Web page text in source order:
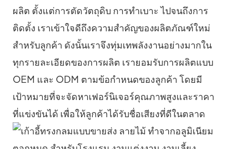
ผลิต ตั้งแต่การตัดวัตถุดิบ การทำเบาะ ไปจนถึงการ
ติดตั้ง เราเข้าใจดีถึงความสำคัญของผลิตภัณฑ์ใหม่
สำหรับลูกค้า ดังนั้นเราจึงทุ่มเทพลังงานอย่างมากใน
ทุกรายละเอียดของการผลิต เรายอมรับการผลิตแบบ
OEM และ ODM ตามข้อกำหนดของลูกค้า โดยมี
เป้าหมายที่จะจัดหาเฟอร์นิเจอร์คุณภาพสูงและราคา
ที่แข่งขันได้ เพื่อให้ลูกค้าได้รับชื่อเสียงที่ดีในตลาด